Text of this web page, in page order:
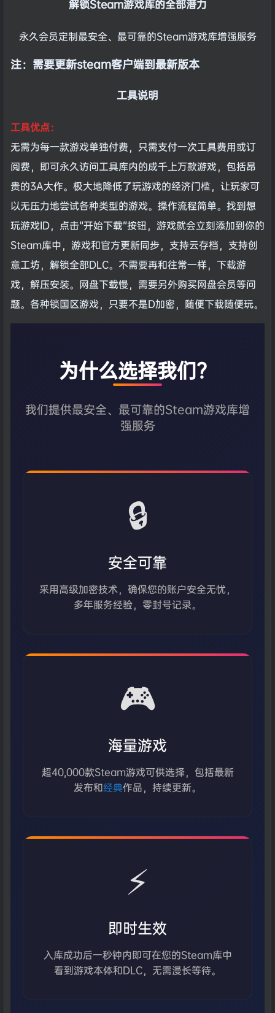
解锁Steam游戏库的全部潜力
永久会员定制最安全、最可靠的Steam游戏库增强服务
注：需要更新steam客户端到最新版本
工具说明
工具优点：
无需为每一款游戏单独付费，只需支付一次工具费用或订
阅费，即可永久访问工具库内的成千上万款游戏，包括昂
贵的3A大作。极大地降低了玩游戏的经济门槛，让玩家可
以无压力地尝试各种类型的游戏。操作流程简单。找到想
玩游戏ID，点击“开始下载”按钮，游戏就会立刻添加到你的
Steam库中，游戏和官方更新同步，支持云存档，支持创
意工坊，解锁全部DLC。不需要再和往常一样，下载游
戏，解压安装。网盘下载慢，需要另外购买网盘会员等问
题。各种锁国区游戏，只要不是D加密，随便下载随便玩。
为什么选择我们？
我们提供最安全、最可靠的Steam游戏库增
强服务
🔒
安全可靠
采用高级加密技术，确保您的账户安全无忧，
多年服务经验，零封号记录。
🎮
海量游戏
超40,000款Steam游戏可供选择，包括最新
发布和经典作品，持续更新。
⚡
即时生效
入库成功后一秒钟内即可在您的Steam库中
看到游戏本体和DLC，无需漫长等待。